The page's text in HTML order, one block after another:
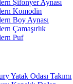
Şifonyer Aynası
Komodin
Boy Aynası
Çamaşırlık
Puf
Yatak Odası Takımı